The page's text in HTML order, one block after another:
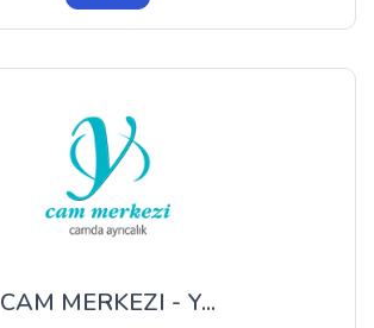
CAM MERKEZI - Y...